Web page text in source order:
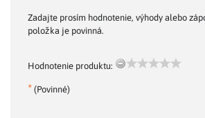
Zadajte prosím hodnotenie, výhody alebo
položka je povinná.
Hodnotenie produktu:
* (Povinné)